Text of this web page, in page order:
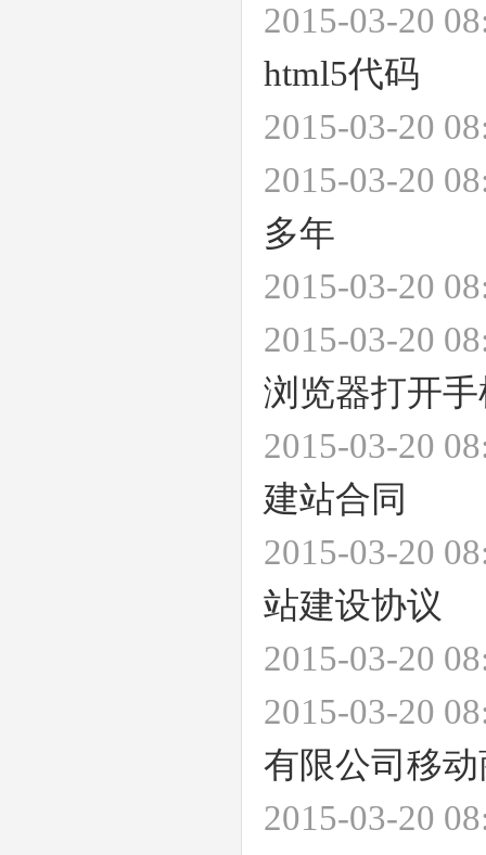
2015-03-20
html5代码
2015-03-20
2015-03-20
多年
2015-03-20
2015-03-20
浏览器打开
2015-03-20
建站合同
2015-03-20
站建设协议
2015-03-20
2015-03-20
有限公司移
2015-03-20